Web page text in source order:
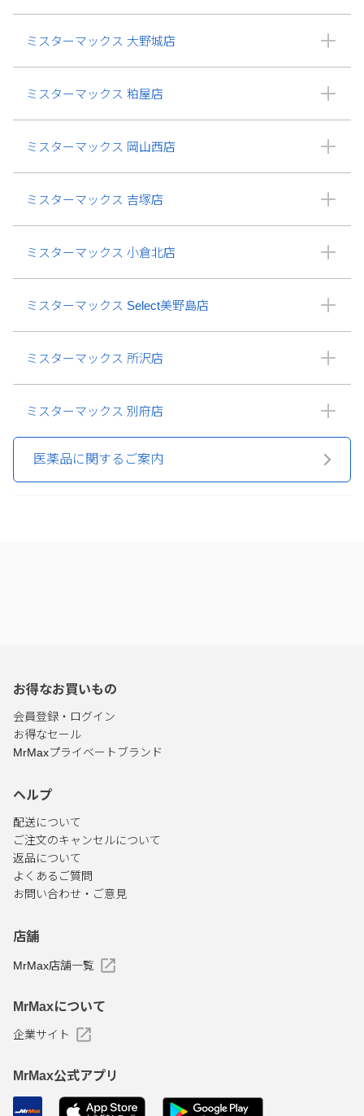
ミスターマックス 大野城店
ミスターマックス 粕屋店
ミスターマックス 岡山西店
ミスターマックス 吉塚店
ミスターマックス 小倉北店
ミスターマックス Select美野島店
ミスターマックス 所沢店
ミスターマックス 別府店
医薬品に関するご案内
お得なお買いもの
会員登録・ログイン
お得なセール
MrMaxプライベートブランド
ヘルプ
配送について
ご注文のキャンセルについて
返品について
よくあるご質問
お問い合わせ・ご意見
店舗
MrMax店舗一覧
MrMaxについて
企業サイト
MrMax公式アプリ